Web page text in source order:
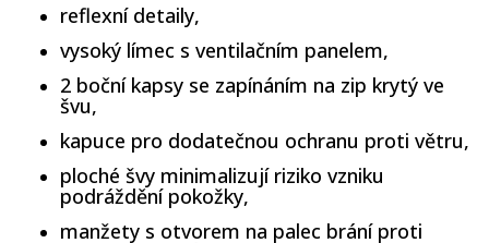
reflexní detaily,
vysoký límec s ventilačním panelem,
2 boční kapsy se zapínáním na zip krytý ve
švu,
kapuce pro dodatečnou ochranu proti větru,
ploché švy minimalizují riziko vzniku
podráždění pokožky,
manžety s otvorem na palec brání proti